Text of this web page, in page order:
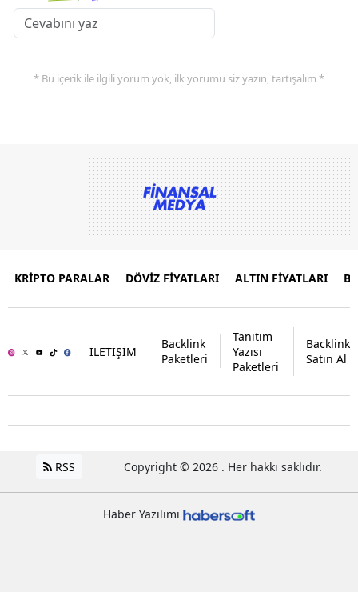
* Bu içerik ile ilgili yorum yok, ilk yorumu siz yazın, tartışalım *
KRİPTO PARALAR DÖVİZ FİYATLARI ALTIN FİYATLARI
İLETİŞİM
Backlink
Paketleri
Tanıtım
Yazısı
Paketleri
Backlink
Satın Al
RSS Copyright © 2026 . Her hakkı saklıdır.
Haber Yazılımı